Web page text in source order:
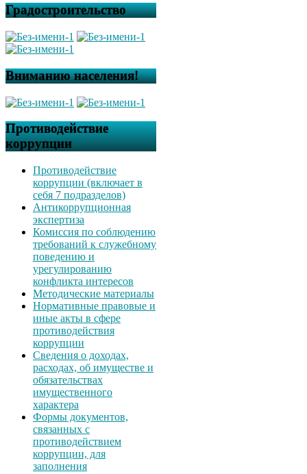
Градостроительство
Вниманию населения!
Противодействие
коррупции
Противодействие
коррупции (включает в
себя 7 подразделов)
Антикоррупционная
экспертиза
Комиссия по соблюдению
требований к служебному
поведению и
урегулированию
конфликта интересов
Методические материалы
Нормативные правовые и
иные акты в сфере
противодействия
коррупции
Сведения о доходах,
расходах, об имуществе и
обязательствах
имущественного
характера
Формы документов,
связанных с
противодействием
коррупции, для
заполнения